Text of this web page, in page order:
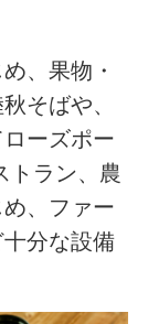
、果物・
そばや、
ーズポー
トラン、農
、ファー
分な設備